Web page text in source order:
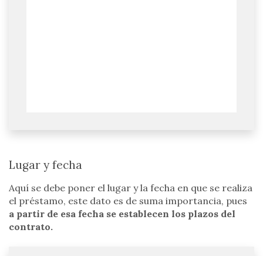
Lugar y fecha
Aquí se debe poner el lugar y la fecha en que se realiza
el préstamo, este dato es de suma importancia, pues
a partir de esa fecha se establecen los plazos del
contrato.